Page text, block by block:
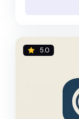
5.0